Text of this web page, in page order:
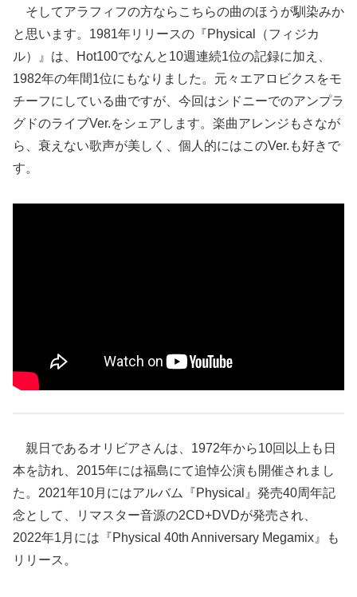
そしてアラフィフの方ならこちらの曲のほうが馴染みか
と思います。1981年リリースの『Physical（フィジカ
ル）』は、Hot100でなんと10週連続1位の記録に加え、
1982年の年間1位にもなりました。元々エアロビクスをモ
チーフにしている曲ですが、今回はシドニーでのアンプラ
グドのライブVer.をシェアします。楽曲アレンジもさなが
ら、衰えない歌声が美しく、個人的にはこのVer.も好きで
す。
親日であるオリビアさんは、1972年から10回以上も日
本を訪れ、2015年には福島にて追悼公演も開催されまし
た。2021年10月にはアルバム『Physical』発売40周年記
念として、リマスター音源の2CD+DVDが発売され、
2022年1月には『Physical 40th Anniversary Megamix』も
リリース。